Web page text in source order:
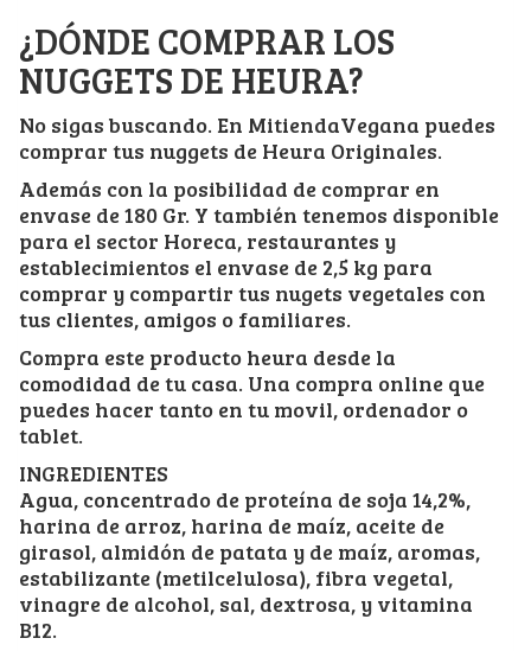
¿DÓNDE COMPRAR LOS
NUGGETS DE HEURA?
No sigas buscando. En MitiendaVegana puedes
comprar tus nuggets de Heura Originales.
Además con la posibilidad de comprar en
envase de 180 Gr. Y también tenemos disponible
para el sector Horeca, restaurantes y
establecimientos el envase de 2,5 kg para
comprar y compartir tus nugets vegetales con
tus clientes, amigos o familiares.
Compra este producto heura desde la
comodidad de tu casa. Una compra online que
puedes hacer tanto en tu movil, ordenador o
tablet.
INGREDIENTES
Agua, concentrado de proteína de soja 14,2%,
harina de arroz, harina de maíz, aceite de
girasol, almidón de patata y de maíz, aromas,
estabilizante (metilcelulosa), fibra vegetal,
vinagre de alcohol, sal, dextrosa, y vitamina
B12.